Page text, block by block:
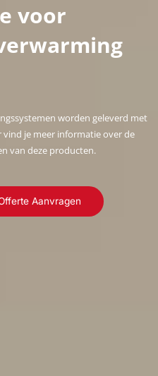
voor
worden geleverd met
je meer informatie over de
van deze producten.
Aanvragen